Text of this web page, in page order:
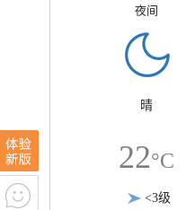
夜间
晴
22°C
<3级